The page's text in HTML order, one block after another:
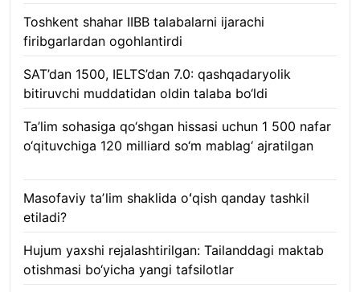
Toshkent shahar IIBB talabalarni ijarachi
firibgarlardan ogohlantirdi
SAT’dan 1500, IELTS’dan 7.0: qashqadaryolik
bitiruvchi muddatidan oldin talaba bo‘ldi
Ta’lim sohasiga qo‘shgan hissasi uchun 1 500 nafar
o‘qituvchiga 120 milliard so‘m mablag‘ ajratilgan
Masofaviy taʼlim shaklida oʻqish qanday tashkil
etiladi?
Hujum yaxshi rejalashtirilgan: Tailanddagi maktab
otishmasi bo‘yicha yangi tafsilotlar